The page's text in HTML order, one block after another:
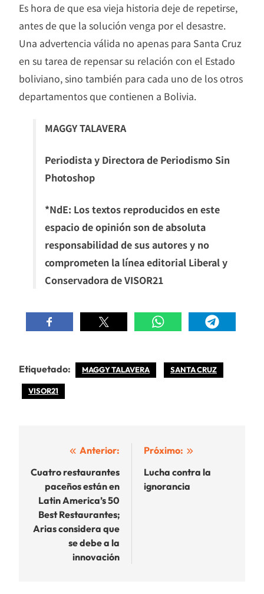
Es hora de que esa vieja historia deje de repetirse,
antes de que la solución venga por el desastre.
Una advertencia válida no apenas para Santa Cruz
en su tarea de repensar su relación con el Estado
boliviano, sino también para cada uno de los otros
departamentos que contienen a Bolivia.
MAGGY TALAVERA
Periodista y Directora de Periodismo Sin
Photoshop
*NdE: Los textos reproducidos en este
espacio de opinión son de absoluta
responsabilidad de sus autores y no
comprometen la línea editorial Liberal y
Conservadora de VISOR21
Etiquetado: MAGGY TALAVERA SANTA CRUZ
VISOR21
Navegación
de
entradas
Anterior:
Cuatro restaurantes
paceños están en
Latin America’s 50
Best Restaurantes;
Arias considera que
se debe a la
innovación
Próximo:
Lucha contra la
ignorancia